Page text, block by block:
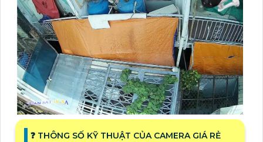
️❓ THÔNG SỐ KỸ THUẬT CỦA CAMERA GIÁ RẺ